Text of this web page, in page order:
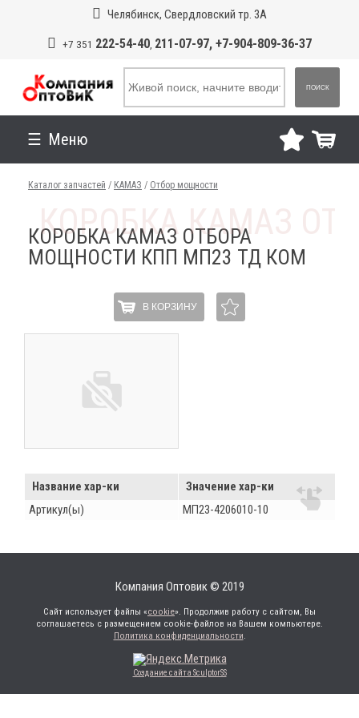
Челябинск, Свердловский тр. 3А
+7 351 222-54-40, 211-07-97, +7-904-809-36-37
ПОИСК
Меню
Каталог запчастей / КАМАЗ / Отбор мощности
КОРОБКА КАМАЗ ОТБОРА
МОЩНОСТИ КПП МП23 ТД КОМ
В КОРЗИНУ
Название хар-ки
Значение хар-ки
Артикул(ы)
МП23-4206010-10
Компания Оптовик © 2019
Сайт использует файлы «cookie». Продолжив работу с сайтом, Вы
соглашаетесь с размещением cookie-файлов на Вашем компьютере.
Политика конфиденциальности.
Создание сайта SculptorSS